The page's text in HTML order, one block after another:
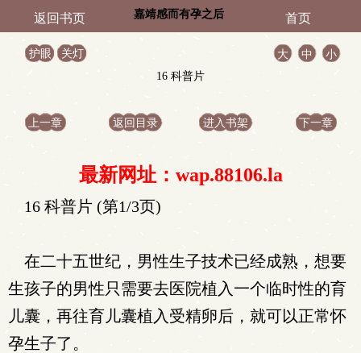
返回书页 嘉靖感而有孕之后 首页
护眼 关灯 大 中
小
16 科普片
上一章 返回目录 进入书架 下一章
最新网址：wap.88106.la
16 科普片 (第1/3页)
在二十五世纪，男性生子技术已经成熟，想要
生孩子的男性只需要去医院植入一个临时性的育
儿囊，再往育儿囊植入受精卵后，就可以正常怀
孕生子了。